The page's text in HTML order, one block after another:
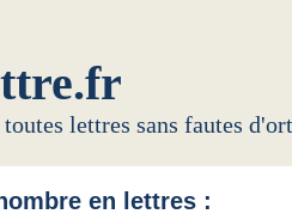
lettres sans fautes
en lettres :